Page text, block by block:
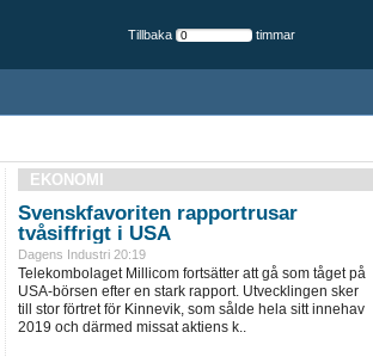
Tillbaka timmar
EKONOMI
Svenskfavoriten rapportrusar
tvåsiffrigt i USA
Dagens Industri 20:19
Telekombolaget Millicom fortsätter att gå som tåget på
USA-börsen efter en stark rapport. Utvecklingen sker
till stor förtret för Kinnevik, som sålde hela sitt innehav
2019 och därmed missat aktiens k..